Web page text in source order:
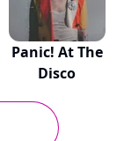
Panic! At The
Disco